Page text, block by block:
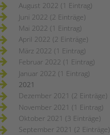
August 2022 (1 Eintrag)
Juni 2022 (2 Einträge)
Mai 2022 (1 Eintrag)
April 2022 (2 Einträge)
März 2022 (1 Eintrag)
Februar 2022 (1 Eintrag)
Januar 2022 (1 Eintrag)
2021
Dezember 2021 (2 Einträge)
November 2021 (1 Eintrag)
Oktober 2021 (3 Einträge)
September 2021 (2 Einträge)